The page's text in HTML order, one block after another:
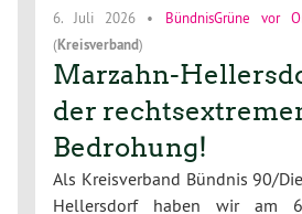
6. Juli 2026 • BündnisGrüne vor
(Kreisverband)
Marzahn-
der
Bedrohung!
Als Kreisverband Bündnis 90/
Hellersdorf haben wir am